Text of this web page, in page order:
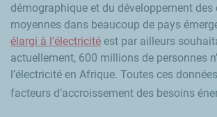
démographique et du développement des
moyennes dans beaucoup de pays
élargi à l’électricité est par ailleurs
actuellement, 600 millions de personnes
l’électricité en Afrique. Toutes ces
facteurs d’accroissement des besoins